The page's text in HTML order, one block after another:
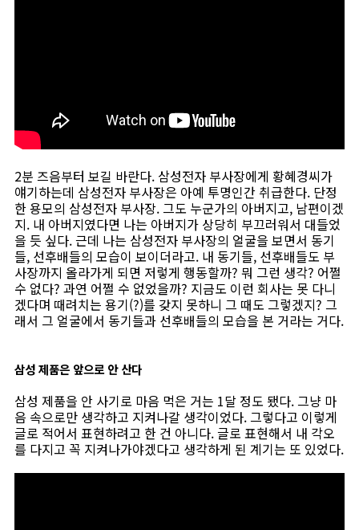
2분 즈음부터 보길 바란다. 삼성전자 부사장에게 황혜경씨가
얘기하는데 삼성전자 부사장은 아예 투명인간 취급한다. 단정
한 용모의 삼성전자 부사장. 그도 누군가의 아버지고, 남편이겠
지. 내 아버지였다면 나는 아버지가 상당히 부끄러워서 대들었
을 듯 싶다. 근데 나는 삼성전자 부사장의 얼굴을 보면서 동기
들, 선후배들의 모습이 보이더라고. 내 동기들, 선후배들도 부
사장까지 올라가게 되면 저렇게 행동할까? 뭐 그런 생각? 어쩔
수 없다? 과연 어쩔 수 없었을까? 지금도 이런 회사는 못 다니
겠다며 때려치는 용기(?)를 갖지 못하니 그 때도 그렇겠지? 그
래서 그 얼굴에서 동기들과 선후배들의 모습을 본 거라는 거다.
삼성 제품은 앞으로 안 산다
삼성 제품을 안 사기로 마음 먹은 거는 1달 정도 됐다. 그냥 마
음 속으로만 생각하고 지켜나갈 생각이었다. 그렇다고 이렇게
글로 적어서 표현하려고 한 건 아니다. 글로 표현해서 내 각오
를 다지고 꼭 지켜나가야겠다고 생각하게 된 계기는 또 있었다.